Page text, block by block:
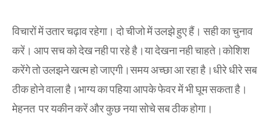
विचारों में उतार चढ़ाव रहेगा। दो चीजो में उलझे हुए हैं। सही का चुनाव
करें। आप सच को देख नही पा रहे है।या देखना नही चाहते।कोशिश
करेंगे तो उलझने खत्म हो जाएगी।समय अच्छा आ रहा है।धीरे धीरे सब
ठीक होने वाला है।भाग्य का पहिया आपके फेवर में भी घूम सकता है।
मेहनत पर यकीन करें और कुछ नया सोचे सब ठीक होगा।